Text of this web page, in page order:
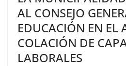
AL CONSEJO
EDUCACIÓN EN EL
COLACIÓN DE
LABORALES